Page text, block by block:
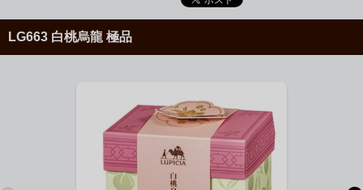
LG663 白桃烏龍 極品